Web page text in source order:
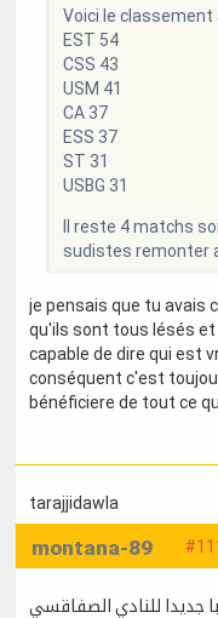
Voici le classement
EST 54
CSS 43
USM 41
CA 37
ESS 37
ST 31
USBG 31
Il reste 4 matchs
sudistes remonter
je pensais que tu avais
qu'ils sont tous lésés
capable de dire qui est
conséquent c'est
bénéficiere de tout ce
tarajjidawla
montana-89
جديدا للنادي الصفاقسي